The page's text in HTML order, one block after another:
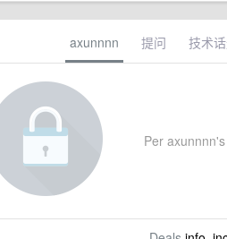
axunnnn 提问 技术
Per